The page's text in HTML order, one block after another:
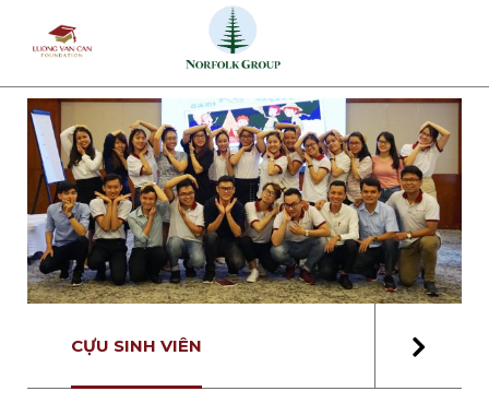
CỰU SINH VIÊN